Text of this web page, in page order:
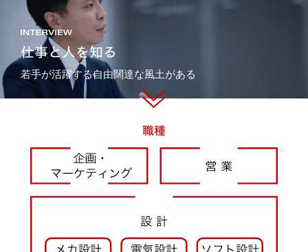
仕事と人を知る
若手が活躍する自由闊達な風土がある
職種